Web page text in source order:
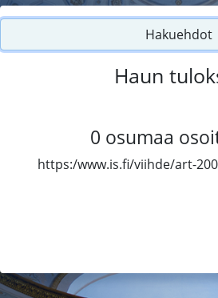
Hakuehdot
Haun
0 osumaa
https:/www.is.fi/viihde/art-